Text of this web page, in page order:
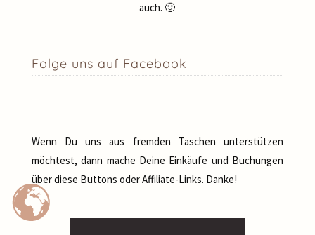
auch. 🙂
Folge uns auf Facebook
Wenn Du uns aus fremden Taschen unterstützen
möchtest, dann mache Deine Einkäufe und Buchungen
über diese Buttons oder Affiliate-Links. Danke!